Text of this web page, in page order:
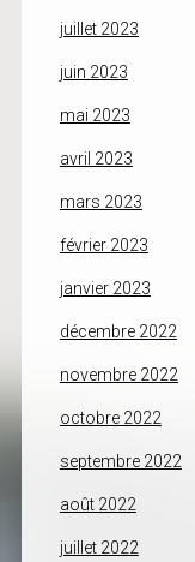
juillet 2023
juin 2023
mai 2023
avril 2023
mars 2023
février 2023
janvier 2023
décembre 2022
novembre 2022
octobre 2022
septembre 2022
août 2022
juillet 2022